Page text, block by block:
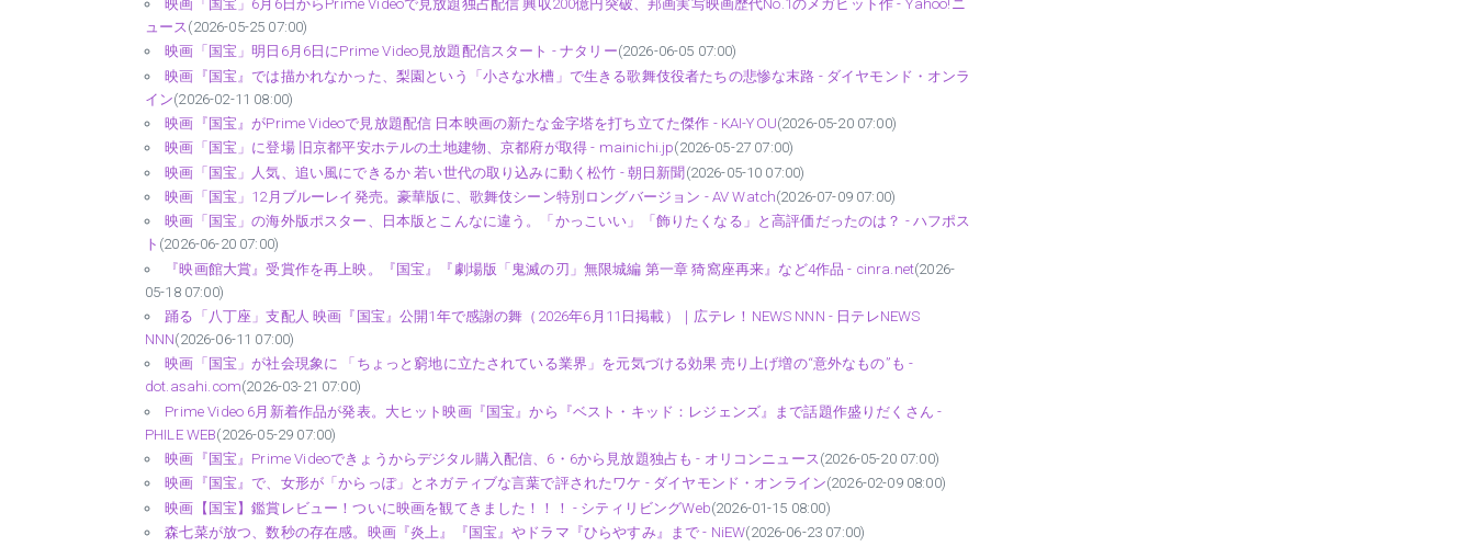
映画「国宝」6月6日からPrime Videoで見放題独占配信 興収200億円突破、邦画実写映画歴代No.1のメガヒット作 - Yahoo!ニ
ュース(2026-05-25 07:00)
映画「国宝」明日6月6日にPrime Video見放題配信スタート - ナタリー(2026-06-05 07:00)
映画『国宝』では描かれなかった、梨園という「小さな水槽」で生きる歌舞伎役者たちの悲惨な末路 - ダイヤモンド・オンラ
イン(2026-02-11 08:00)
映画『国宝』がPrime Videoで見放題配信 日本映画の新たな金字塔を打ち立てた傑作 - KAI-YOU(2026-05-20 07:00)
映画「国宝」に登場 旧京都平安ホテルの土地建物、京都府が取得 - mainichi.jp(2026-05-27 07:00)
映画「国宝」人気、追い風にできるか 若い世代の取り込みに動く松竹 - 朝日新聞(2026-05-10 07:00)
映画「国宝」12月ブルーレイ発売。豪華版に、歌舞伎シーン特別ロングバージョン - AV Watch(2026-07-09 07:00)
映画「国宝」の海外版ポスター、日本版とこんなに違う。「かっこいい」「飾りたくなる」と高評価だったのは？ - ハフポス
ト (2026-06-20 07:00)
『映画館大賞』受賞作を再上映。『国宝』『劇場版「鬼滅の刃」無限城編 第一章 猗窩座再来』など4作品 - cinra.net(2026-
05-18 07:00)
踊る「八丁座」支配人 映画『国宝』公開1年で感謝の舞（2026年6月11日掲載）｜広テレ！NEWS NNN - 日テレNEWS
NNN(2026-06-11 07:00)
映画「国宝」が社会現象に 「ちょっと窮地に立たされている業界」を元気づける効果 売り上げ増の“意外なもの”も -
dot.asahi.com(2026-03-21 07:00)
Prime Video 6月新着作品が発表。大ヒット映画『国宝』から『ベスト・キッド：レジェンズ』まで話題作盛りだくさん -
PHILE WEB(2026-05-29 07:00)
映画『国宝』Prime Videoできょうからデジタル購入配信、6・6から見放題独占も - オリコンニュース (2026-05-20 07:00)
映画『国宝』で、女形が「からっぽ」とネガティブな言葉で評されたワケ - ダイヤモンド・オンライン(2026-02-09 08:00)
映画【国宝】鑑賞レビュー！ついに映画を観てきました！！！ - シティリビングWeb(2026-01-15 08:00)
森七菜が放つ、数秒の存在感。映画『炎上』『国宝』やドラマ『ひらやすみ』まで - NiEW(2026-06-23 07:00)